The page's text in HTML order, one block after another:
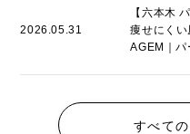
2026.05.31
【六本木
痩せにくい
AGEM｜パ
すべて